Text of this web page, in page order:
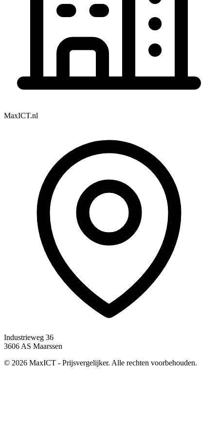
MaxICT.nl
Industrieweg 36
3606 AS Maarssen
© 2026 MaxICT - Prijsvergelijker. Alle rechten voorbehouden.